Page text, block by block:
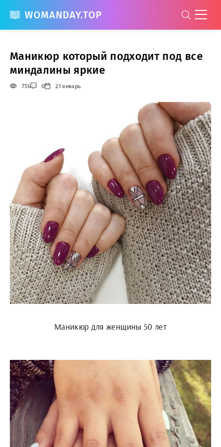
WOMANDAY.TOP
Маникюр который подходит под все
миндалины яркие
736 0 21 январь
Маникюр для женщины 50 лет